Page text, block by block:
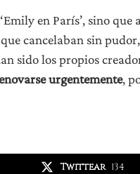
en París’, sino
cancelaban sin
sido los propios
urgentemente,
Twittear 134